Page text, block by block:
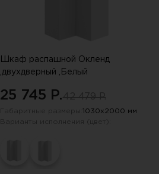
Шкаф распашной Окленд
,двухдверный ,Белый
25 745 P.
1030х2000 мм